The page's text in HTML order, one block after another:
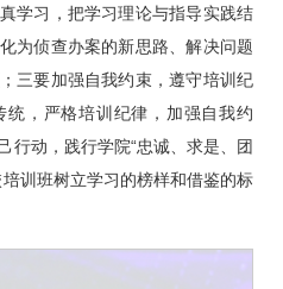
学习，把学习理论与指导实践结
为侦查办案的新思路、解决问题
三要加强自我约束，遵守培训纪
，严格培训纪律，加强自我约
行动，践行学院“忠诚、求是、团
训班树立学习的榜样和借鉴的标